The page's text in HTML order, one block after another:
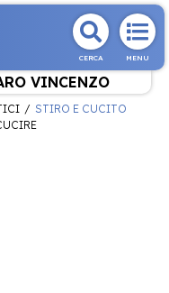
CERCA MENU
VINCENZO
STIRO E CUCITO